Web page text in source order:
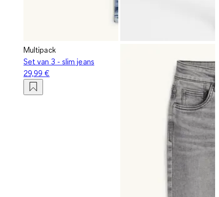
Multipack
Set van 3 - slim jeans
29,99 €